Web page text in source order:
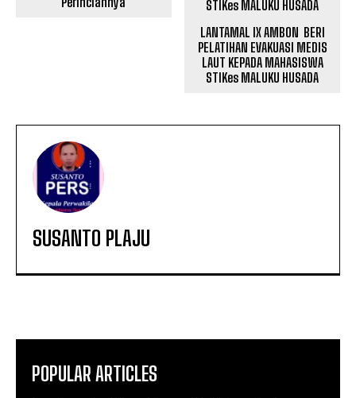
LANTAMAL IX AMBON BERI
PELATIHAN EVAKUASI MEDIS
LAUT KEPADA MAHASISWA
STIKes MALUKU HUSADA
SUSANTO PLAJU
POPULAR ARTICLES